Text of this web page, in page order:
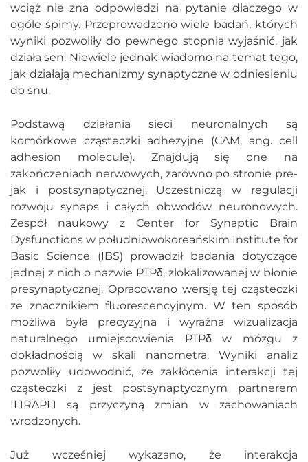
wciąż nie zna odpowiedzi na pytanie dlaczego w
ogóle śpimy. Przeprowadzono wiele badań, których
wyniki pozwoliły do pewnego stopnia wyjaśnić, jak
działa sen. Niewiele jednak wiadomo na temat tego,
jak działają mechanizmy synaptyczne w odniesieniu
do snu.
Podstawą działania sieci neuronalnych są
komórkowe cząsteczki adhezyjne (CAM, ang. cell
adhesion molecule). Znajdują się one na
zakończeniach nerwowych, zarówno po stronie pre-
jak i postsynaptycznej. Uczestniczą w regulacji
rozwoju synaps i całych obwodów neuronowych.
Zespół naukowy z Center for Synaptic Brain
Dysfunctions w południowokoreańskim Institute for
Basic Science (IBS) prowadził badania dotyczące
jednej z nich o nazwie PTPδ, zlokalizowanej w błonie
presynaptycznej. Opracowano wersję tej cząsteczki
ze znacznikiem fluorescencyjnym. W ten sposób
możliwa była precyzyjna i wyraźna wizualizacja
naturalnego umiejscowienia PTPδ w mózgu z
dokładnością w skali nanometra. Wyniki analiz
pozwoliły udowodnić, że zakłócenia interakcji tej
cząsteczki z jest postsynaptycznym partnerem
IL1RAPL1 są przyczyną zmian w zachowaniach
wrodzonych.
Już wcześniej wykazano, że interakcja